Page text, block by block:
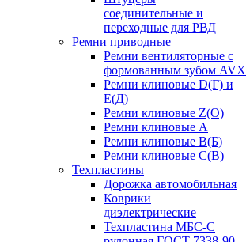
соединительные и
переходные для РВД
Ремни приводные
Ремни вентиляторные с
формованным зубом AVX
Ремни клиновые D(Г) и
Е(Д)
Ремни клиновые Z(О)
Ремни клиновые А
Ремни клиновые В(Б)
Ремни клиновые С(В)
Техпластины
Дорожка автомобильная
Коврики
диэлектрические
Техпластина МБС-С